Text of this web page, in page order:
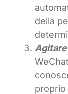
della
proprio